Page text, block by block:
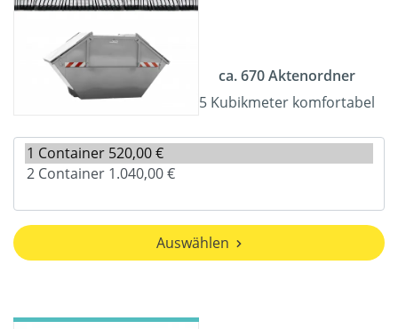
ca. 670 Aktenordner
5 Kubikmeter komfortabel
Auswählen